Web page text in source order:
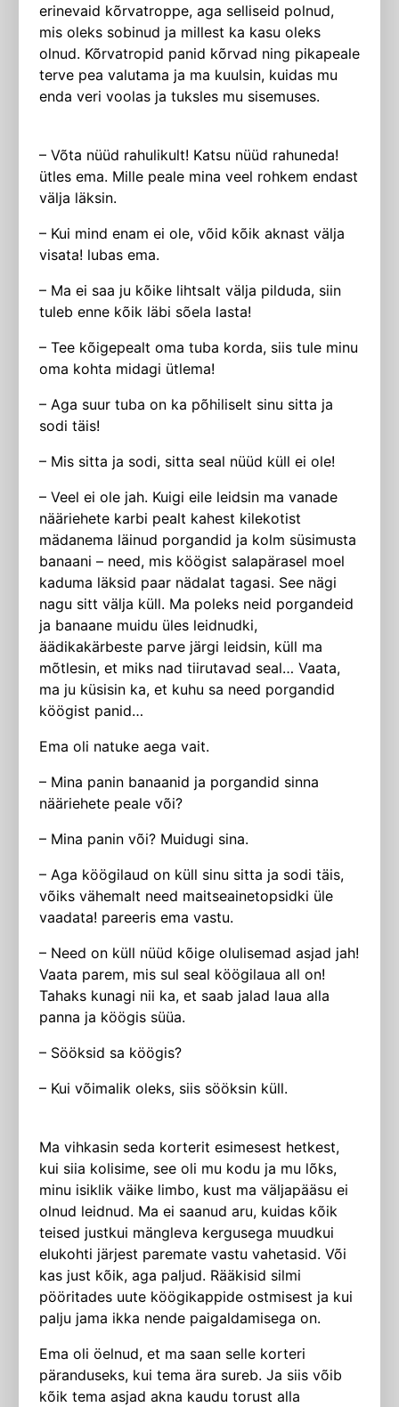
erinevaid kõrvatroppe, aga selliseid polnud,
mis oleks sobinud ja millest ka kasu oleks
olnud. Kõrvatropid panid kõrvad ning pikapeale
terve pea valutama ja ma kuulsin, kuidas mu
enda veri voolas ja tuksles mu sisemuses.
– Võta nüüd rahulikult! Katsu nüüd rahuneda!
ütles ema. Mille peale mina veel rohkem endast
välja läksin.
– Kui mind enam ei ole, võid kõik aknast välja
visata! lubas ema.
– Ma ei saa ju kõike lihtsalt välja pilduda, siin
tuleb enne kõik läbi sõela lasta!
– Tee kõigepealt oma tuba korda, siis tule minu
oma kohta midagi ütlema!
– Aga suur tuba on ka põhiliselt sinu sitta ja
sodi täis!
– Mis sitta ja sodi, sitta seal nüüd küll ei ole!
– Veel ei ole jah. Kuigi eile leidsin ma vanade
nääriehete karbi pealt kahest kilekotist
mädanema läinud porgandid ja kolm süsimusta
banaani – need, mis köögist salapärasel moel
kaduma läksid paar nädalat tagasi. See nägi
nagu sitt välja küll. Ma poleks neid porgandeid
ja banaane muidu üles leidnudki,
äädikakärbeste parve järgi leidsin, küll ma
mõtlesin, et miks nad tiirutavad seal… Vaata,
ma ju küsisin ka, et kuhu sa need porgandid
köögist panid…
Ema oli natuke aega vait.
– Mina panin banaanid ja porgandid sinna
nääriehete peale või?
– Mina panin või? Muidugi sina.
– Aga köögilaud on küll sinu sitta ja sodi täis,
võiks vähemalt need maitseainetopsidki üle
vaadata! pareeris ema vastu.
– Need on küll nüüd kõige olulisemad asjad jah!
Vaata parem, mis sul seal köögilaua all on!
Tahaks kunagi nii ka, et saab jalad laua alla
panna ja köögis süüa.
– Sööksid sa köögis?
– Kui võimalik oleks, siis sööksin küll.
Ma vihkasin seda korterit esimesest hetkest,
kui siia kolisime, see oli mu kodu ja mu lõks,
minu isiklik väike limbo, kust ma väljapääsu ei
olnud leidnud. Ma ei saanud aru, kuidas kõik
teised justkui mängleva kergusega muudkui
elukohti järjest paremate vastu vahetasid. Või
kas just kõik, aga paljud. Rääkisid silmi
pööritades uute köögikappide ostmisest ja kui
palju jama ikka nende paigaldamisega on.
Ema oli öelnud, et ma saan selle korteri
päranduseks, kui tema ära sureb. Ja siis võib
kõik tema asjad akna kaudu torust alla